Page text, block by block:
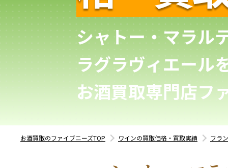
シャトー・マラル
ラグラヴィエール
お酒買取専門店フ
お酒買取のファイブニーズTOP ワインの買取価格・買取実績 フラ